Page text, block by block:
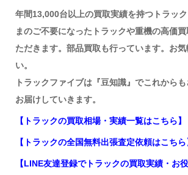
年間13,000台以上の買取実績を持つトラッ
まのご不要になったトラックや重機の高価
ただきます。部品買取も行っています。お
い。
トラックファイブは『豆知識』でこれから
お届けしていきます。
【トラックの買取相場・実績一覧はこちら】
【トラックの全国無料出張査定依頼はこちら
【LINE友達登録でトラックの買取実績・お